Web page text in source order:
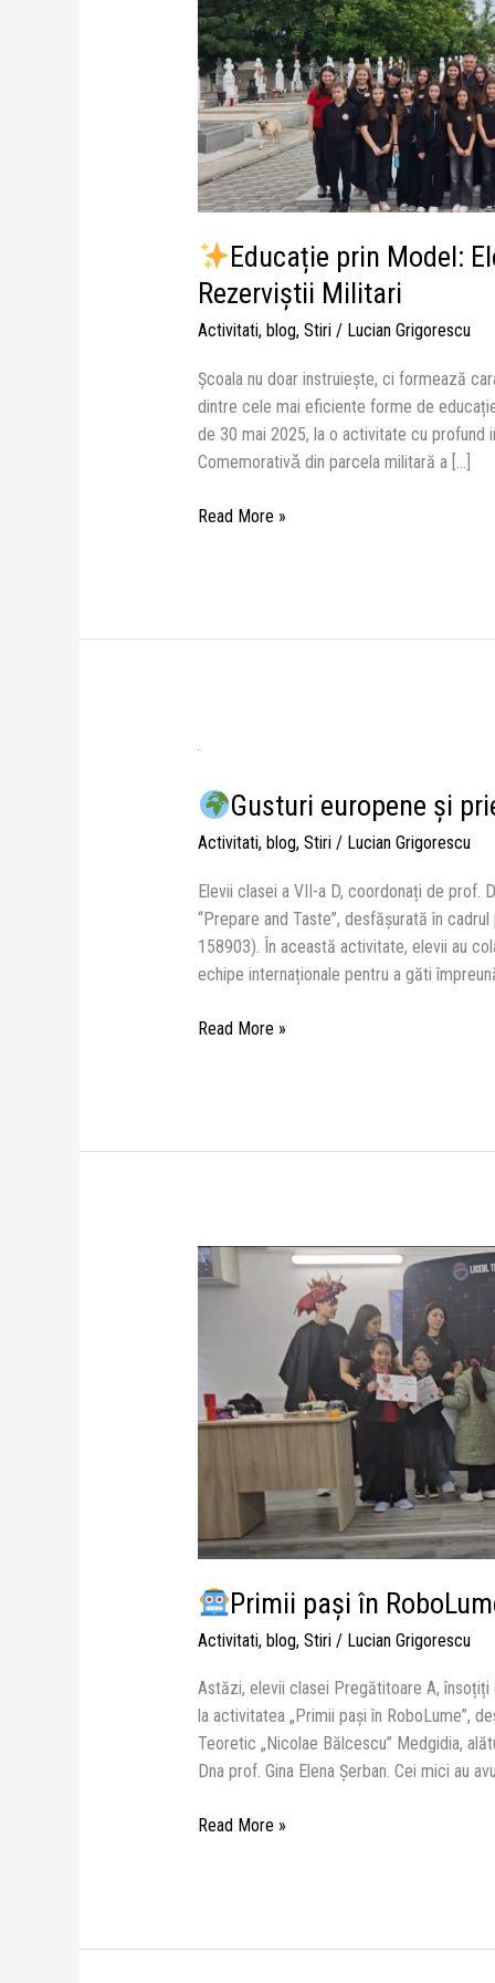
Educație prin Model:
Rezerviștii Militari
Activitati, blog, Stiri/ Lucian Grigorescu
Școala nu doar instruiește, ci formează
dintre cele mai eficiente forme de
de 30 mai 2025, la o activitate cu profund
Comemorativǎ din parcela militară a […]
Elevii
clasei
a
VI-
a
C
au
onorat
Rezerviștii
Militari
Read More »
Gusturi europene și
Activitati, blog, Stiri/ Lucian Grigorescu
Elevii clasei a VII-a D, coordonați de prof.
“Prepare and Taste”, desfășurată în
158903). În această activitate, elevii au
echipe internaționale pentru a găti
europene
fără
granițe
Read More »
Primii pași în
Activitati, blog, Stiri/ Lucian Grigorescu
Astăzi, elevii clasei Pregătitoare A, însoțiți
la activitatea „Primii pași în RoboLume”,
Teoretic „Nicolae Bălcescu” Medgidia,
Dna prof. Gina Elena Şerban. Cei mici au
Primii
Read More »